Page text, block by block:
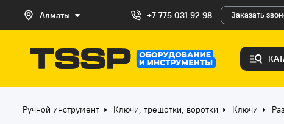
Алматы +7 775 031 92 98 Заказать
Ручной инструмент Ключи, трещотки, воротки Ключи